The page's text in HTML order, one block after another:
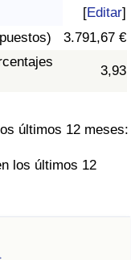
[Editar]
3.791,67 €
3,93
últimos 12 meses:
los últimos 12